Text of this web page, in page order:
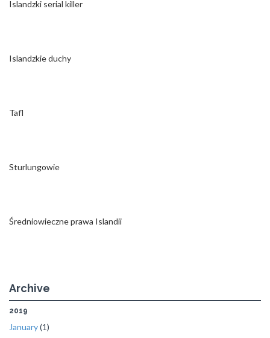
Islandzki serial killer
Islandzkie duchy
Tafl
Sturlungowie
Średniowieczne prawa Islandii
Archive
2019
January(1)